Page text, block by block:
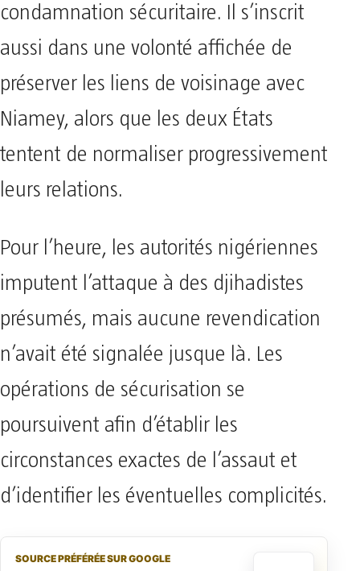
condamnation sécuritaire. Il s’inscrit
aussi dans une volonté affichée de
préserver les liens de voisinage avec
Niamey, alors que les deux États
tentent de normaliser progressivement
leurs relations.
Pour l’heure, les autorités nigériennes
imputent l’attaque à des djihadistes
présumés, mais aucune revendication
n’avait été signalée jusque là. Les
opérations de sécurisation se
poursuivent afin d’établir les
circonstances exactes de l’assaut et
d’identifier les éventuelles complicités.
SOURCE PRÉFÉRÉE SUR GOOGLE